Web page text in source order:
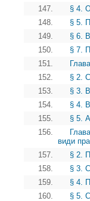
147.
§ 4.
148.
§ 5.
149.
§ 6.
150.
§ 7.
151.
152.
§ 2.
153.
§ 3.
154.
§ 4.
155.
§ 5.
156.
види
157.
§ 2.
158.
§ 3.
159.
§ 4.
160.
§ 5.